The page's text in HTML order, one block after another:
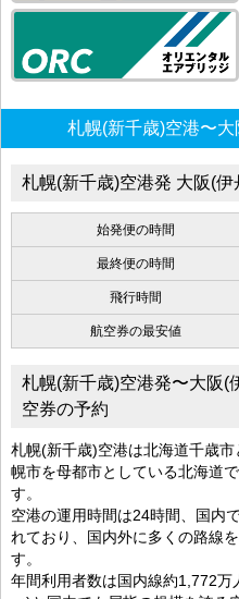
札幌(新千歳)空港〜
札幌(新千歳)空港発 大阪(
始発便の時間
最終便の時間
飛行時間
航空券の最安値
札幌(新千歳)空港発〜大阪(
空券の予約
札幌(新千歳)空港は北海道千歳
幌市を母都市としている北海道
す。
空港の運用時間は24時間、国内
れており、国内外に多くの路線
す。
年間利用者数は国内線約1,772